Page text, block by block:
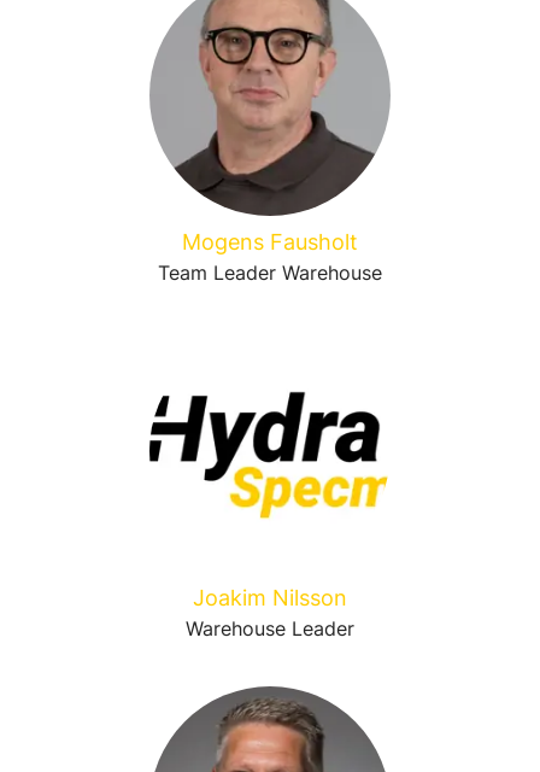
Mogens Fausholt
Team Leader Warehouse
Joakim Nilsson
Warehouse Leader